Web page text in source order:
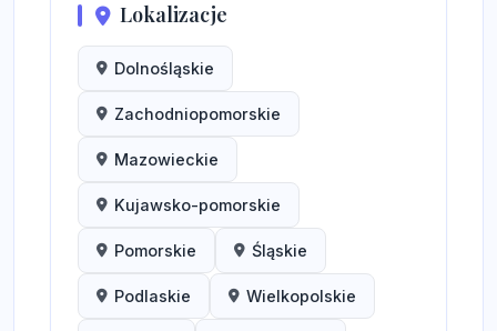
Lokalizacje
Dolnośląskie
Zachodniopomorskie
Mazowieckie
Kujawsko-pomorskie
Pomorskie Śląskie
Podlaskie Wielkopolskie